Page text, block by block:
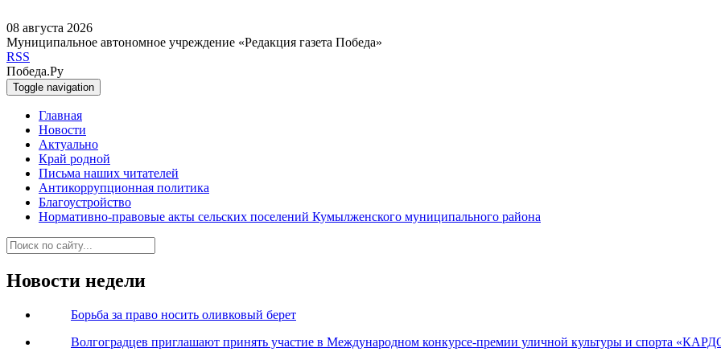
08 августа 2026
Муниципальное автономное учреждение «Редакция газета Победа»
RSS
Победа.Ру
Toggle navigation
Главная
Новости
Актуально
Край родной
Письма наших читателей
Антикоррупционная политика
Благоустройство
Нормативно-правовые акты сельских поселений Кумылженского муниципального района
Новости недели
Борьба за право носить оливковый берет
Волгоградцев приглашают принять участие в Международном конкурсе-премии уличной культуры и спорта